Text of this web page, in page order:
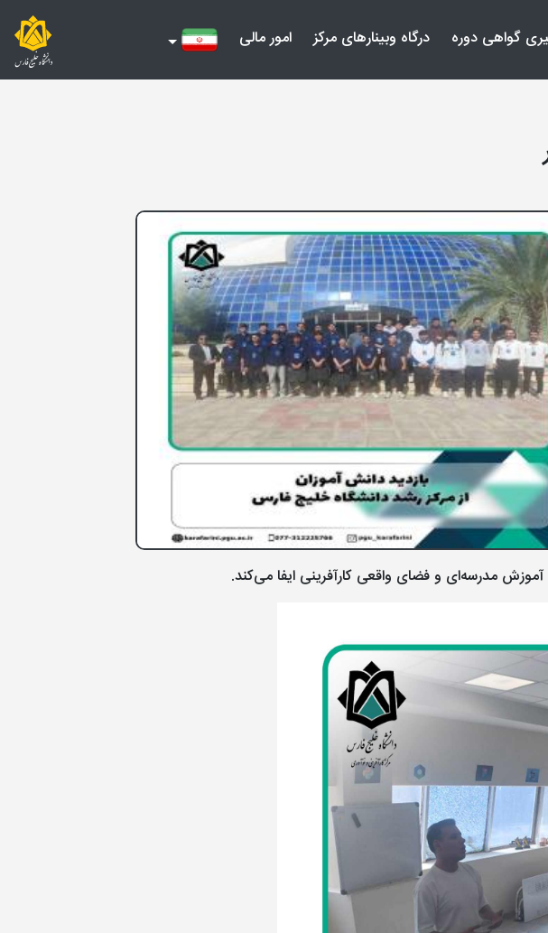
گواهی دوره درگاه وبینارهای مرکز امور مالی
مدرسه‌ای و فضای واقعی کارآفرینی ایفا می‌کند.